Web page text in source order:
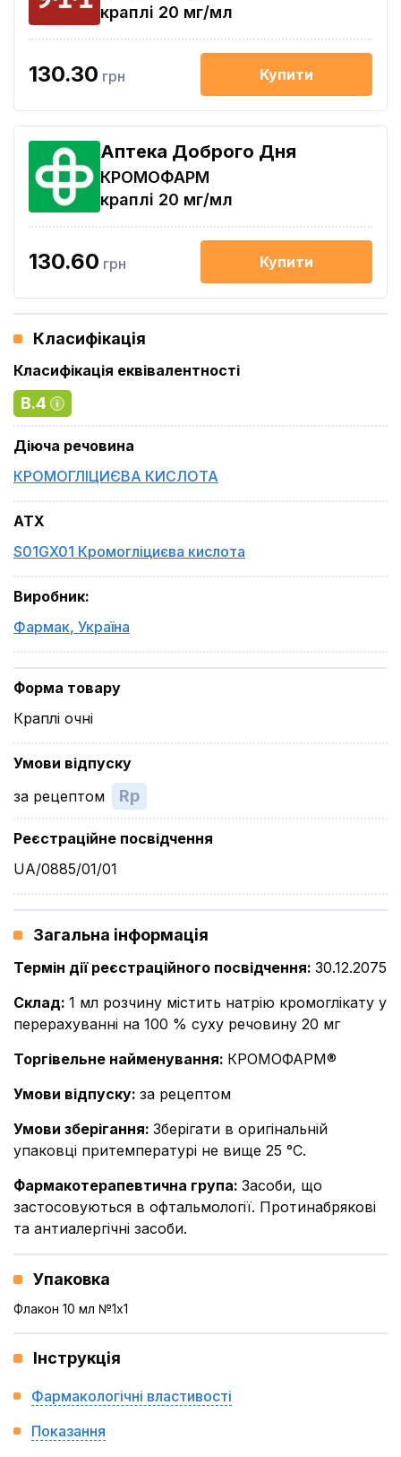
краплі 20 мг/мл
130.30 грн Купити
Аптека Доброго Дня
КРОМОФАРМ
краплі 20 мг/мл
130.60 грн Купити
Класифікація
Класифікація еквівалентності
B.4
Діюча речовина
КРОМОГЛІЦИЄВА КИСЛОТА
ATX
S01GX01 Кромогліциєва кислота
Виробник:
Фармак, Україна
Форма товару
Краплі очні
Умови відпуску
за рецептом
Rp
Реєстраційне посвідчення
UA/0885/01/01
Загальна інформація
Термін дії реєстраційного посвідчення: 30.12.2075
Склад: 1 мл розчину містить натрію кромоглікату у
перерахуванні на 100 % суху речовину 20 мг
Торгівельне найменування: КРОМОФАРМ®
Умови відпуску: за рецептом
Умови зберігання: Зберігати в оригінальній
упаковці притемпературі не вище 25 °С.
Фармакотерапевтична група: Засоби, що
застосовуються в офтальмології. Протинабрякові
та антиалергічні засоби.
Упаковка
Флакон 10 мл №1x1
Інструкція
Фармакологічні властивості
Показання